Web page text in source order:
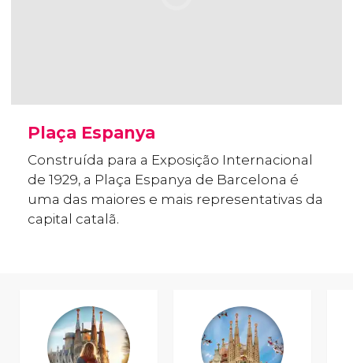
Plaça Espanya
Construída para a Exposição Internacional
de 1929, a Plaça Espanya de Barcelona é
uma das maiores e mais representativas da
capital catalã.